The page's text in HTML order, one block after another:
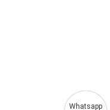
Whatsapp